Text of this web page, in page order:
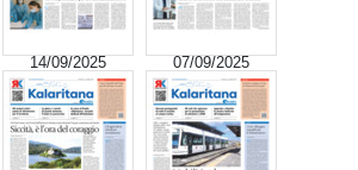
14/09/2025 07/09/2025